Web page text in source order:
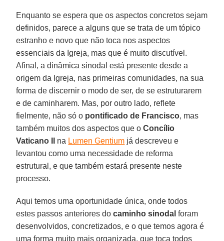
Enquanto se espera que os aspectos concretos sejam
definidos, parece a alguns que se trata de um tópico
estranho e novo que não toca nos aspectos
essenciais da Igreja, mas que é muito discutível.
Afinal, a dinâmica sinodal está presente desde a
origem da Igreja, nas primeiras comunidades, na sua
forma de discernir o modo de ser, de se estruturarem
e de caminharem. Mas, por outro lado, reflete
fielmente, não só o pontificado de Francisco, mas
também muitos dos aspectos que oConcílio
Vaticano II
na Lumen Gentium já descreveu e
levantou como uma necessidade de reforma
estrutural, e que também estará presente neste
processo.
Aqui temos uma oportunidade única, onde todos
estes passos anteriores docaminho sinodal foram
desenvolvidos, concretizados, e o que temos agora é
uma forma muito mais organizada, que toca todos